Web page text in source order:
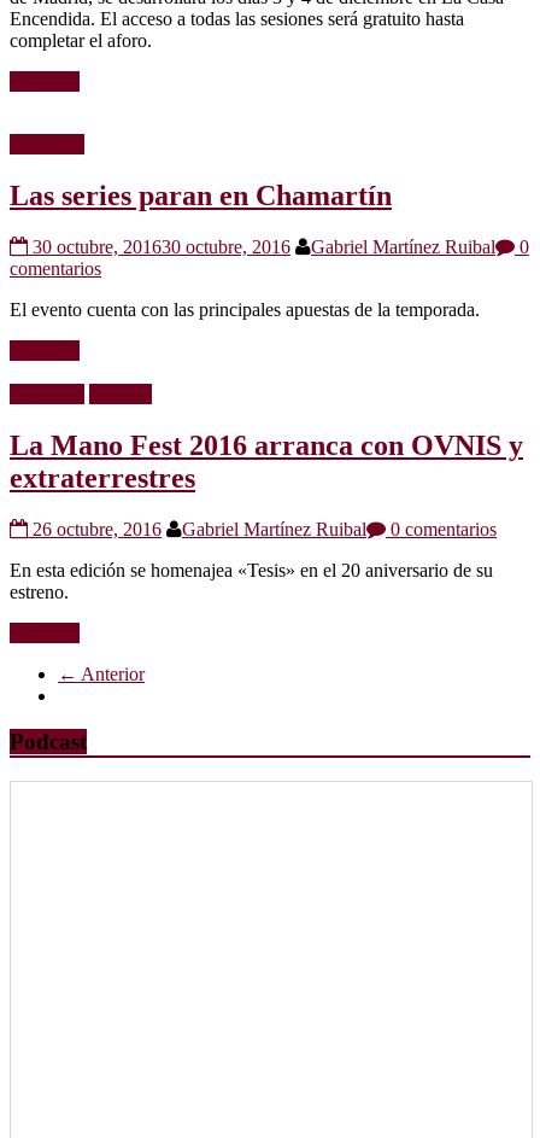
Encendida. El acceso a todas las sesiones será gratuito hasta
completar el aforo.
Las series paran en Chamartín
30 octubre, 201630 octubre, 2016 Gabriel Martínez Ruibal
0
comentarios
El evento cuenta con las principales apuestas de la temporada.
La Mano Fest 2016 arranca con OVNIS y
extraterrestres
26 octubre, 2016 Gabriel Martínez Ruibal
0 comentarios
En esta edición se homenajea «Tesis» en el 20 aniversario de su
estreno.
← Anterior
Podcast